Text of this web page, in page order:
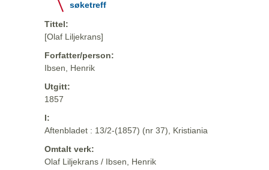
søketreff
Tittel:
[Olaf Liljekrans]
Forfatter/person:
Ibsen, Henrik
Utgitt:
1857
I:
Aftenbladet : 13/2-(1857) (nr 37), Kristiania
Omtalt verk:
Olaf Liljekrans / Ibsen, Henrik